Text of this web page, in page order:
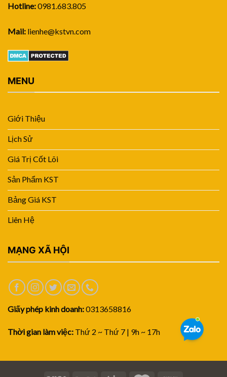
Hotline:0981.683.805
Mail: lienhe@kstvn.com
MENU
Giới Thiệu
Lịch Sử
Giá Trị Cốt Lõi
Sản Phẩm KST
Bảng Giá KST
Liên Hệ
MẠNG XÃ HỘI
Giấy phép kinh doanh:0313658816
Thời gian làm việc: Thứ 2 ~ Thứ 7 | 9h ~ 17h